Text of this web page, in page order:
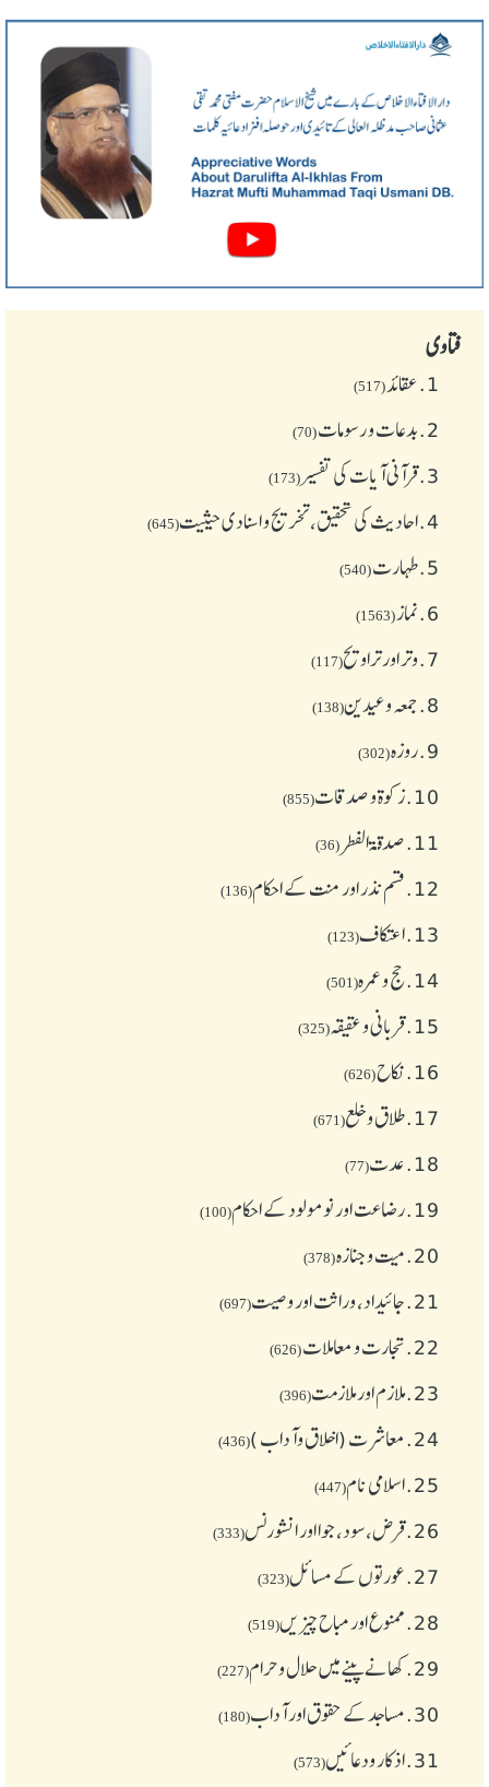
فتاوی
1. عقائد(517)
2. بدعات و رسومات(70)
3. قرآنی آیات کی تفسیر(173)
4. احادیث کی تحقیق، تخریج و اسنادی حیثیت(645)
5. طهارت(540)
6. نماز(1563)
7. وتر اور تراویح(117)
8. جمعہ وعیدین(138)
9. روزہ(302)
10. زکوة و صدقات(855)
11. صدقۃ الفطر (36)
12. قسم نذر اور منت کے احکام(136)
13. اعتکاف(123)
14. حج و عمرہ(501)
15. قربانی و عقیقہ(325)
16. نکاح(626)
17. طلاق و خلع(671)
18. عدت(77)
19. رضاعت اور نومولود کے احکام(100)
20. میت و جنازہ(378)
21. جائیداد، وراثت اور وصیت(697)
22. تجارت و معاملات(626)
23. ملازم اور ملازمت(396)
24. معاشرت (اخلاق وآداب )(436)
25. اسلامی نام(447)
26. قرض،سود، جوا اور انشورنس(333)
27. عورتوں کے مسائل(323)
28. ممنوع اور مباح چیز یں(519)
29. کھانے پینے میں حلال و حرام(227)
30. مساجد کے حقوق اور آداب(180)
31. اذکار ودعائیں(573)